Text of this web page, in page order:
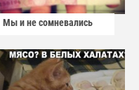
Мы и не сомневались